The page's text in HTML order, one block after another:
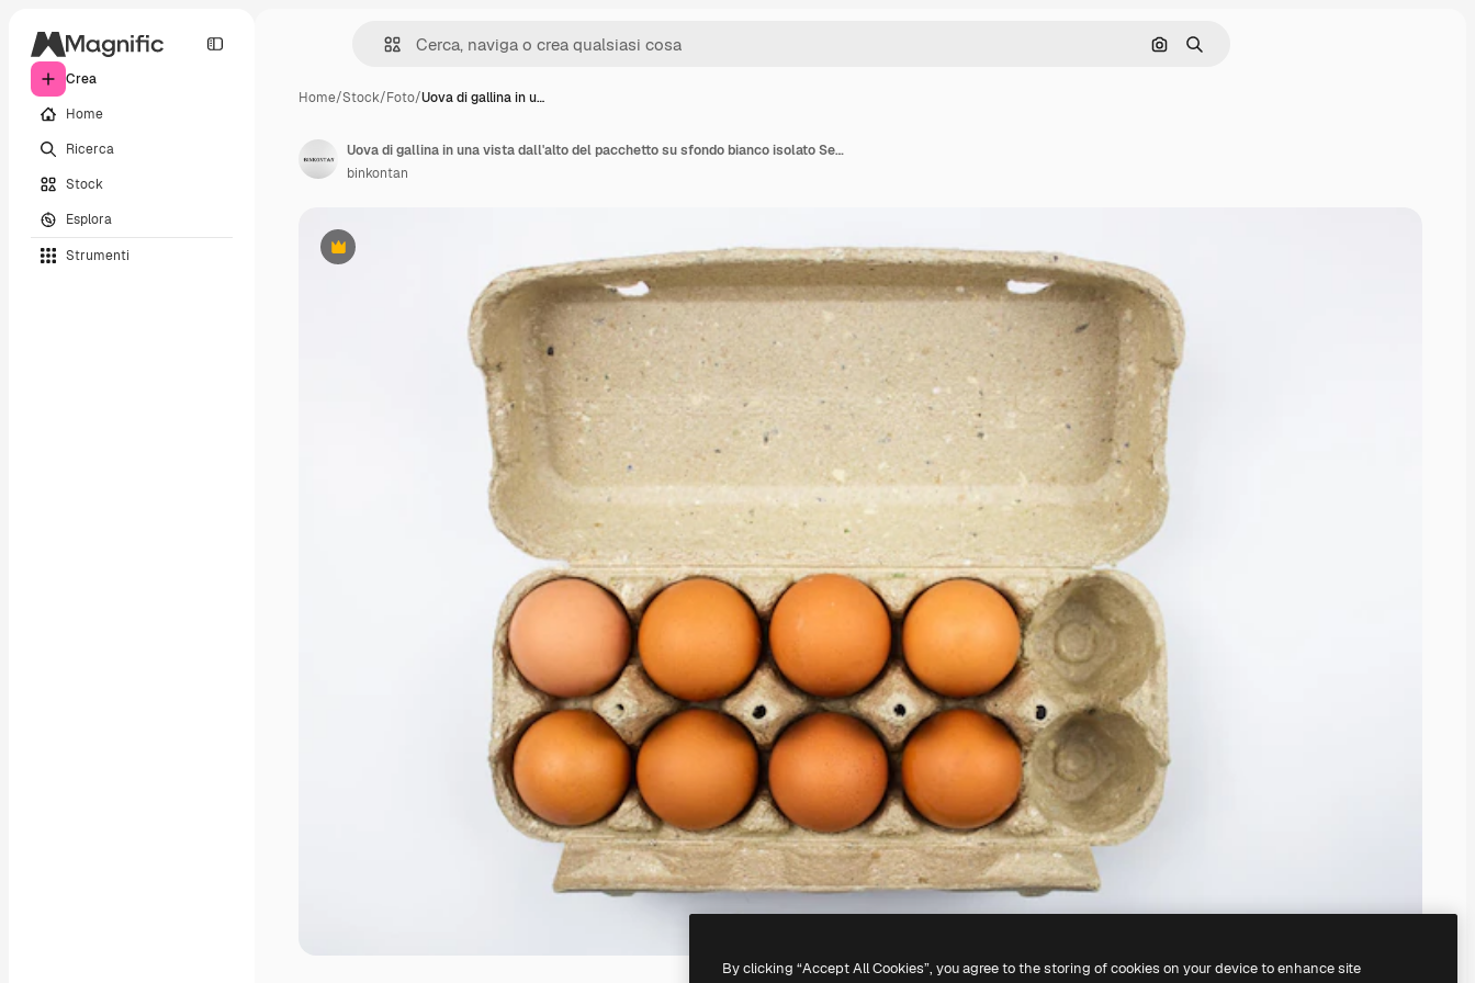
Crea
Home
Ricerca
Stock
Esplora
Strumenti
Cerca per immagine
Ricerca
Home/Stock/Foto/Uova di gallina in u…
Premium
Uova di gallina in una vista dall'alto del pacchetto su sfondo bianco isolato Set di uova Vista dall'alto
binkontan
By clicking “Accept All Cookies”, you agree to the storing of cookies on your device to enhance site